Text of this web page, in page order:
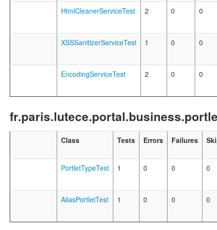
HtmlCleanerServiceTest 2 0 0
XSSSanitizerServiceTest 1 0 0
EncodingServiceTest 2 0 0
Class Tests Errors Failures
PortletTypeTest 1 0 0 0
AliasPortletTest 1 0 0 0